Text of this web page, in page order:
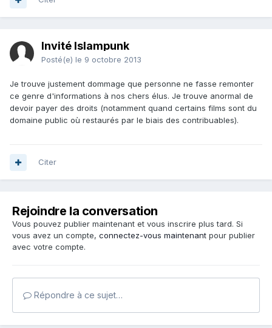
Invité Islampunk
Posté(e) le 9 octobre 2013
Je trouve justement dommage que personne ne fasse remonter
ce genre d'informations à nos chers élus. Je trouve anormal de
devoir payer des droits (notamment quand certains films sont du
domaine public où restaurés par le biais des contribuables).
Citer
Rejoindre la conversation
Vous pouvez publier maintenant et vous inscrire plus tard. Si
vous avez un compte, connectez-vous maintenant pour publier
avec votre compte.
Répondre à ce sujet…